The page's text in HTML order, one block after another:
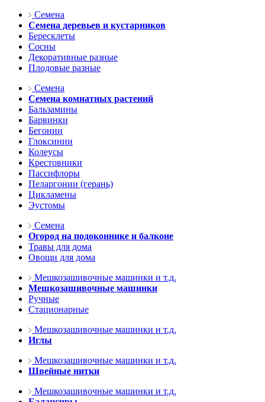
Семена
Семена деревьев и кустарников
Бересклеты
Сосны
Декоративные разные
Плодовые разные
Семена
Семена комнатных растений
Бальзамины
Барвинки
Бегонии
Глоксинии
Колеусы
Крестовники
Пассифлоры
Пеларгонии (герань)
Цикламены
Эустомы
Семена
Огород на подоконнике и балконе
Травы для дома
Овощи для дома
Мешкозашивочные машинки и т.д.
Мешкозашивочные машинки
Ручные
Стационарные
Мешкозашивочные машинки и т.д.
Иглы
Мешкозашивочные машинки и т.д.
Швейные нитки
Мешкозашивочные машинки и т.д.